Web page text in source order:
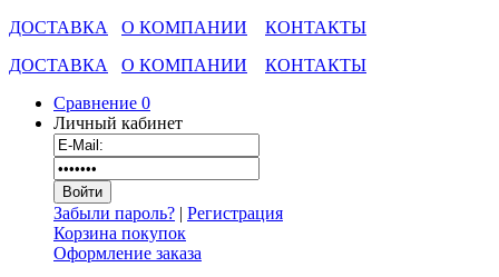
ДОСТАВКА О КОМПАНИИ
КОНТАКТЫ
ДОСТАВКА
О КОМПАНИИ
КОНТАКТЫ
Сравнение 0
Личный кабинет
Забыли пароль? | Регистрация
Корзина покупок
Оформление заказа